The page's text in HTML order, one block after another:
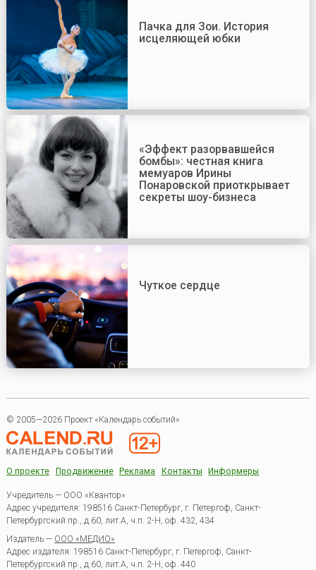
Пачка для Зои. История
исцеляющей юбки
«Эффект разорвавшейся
бомбы»: честная книга
мемуаров Ирины
Понаровской приоткрывает
секреты шоу-бизнеса
Чуткое сердце
© 2005—2026 Проект «Календарь событий»
О проекте Продвижение Реклама Контакты Информеры
Учредитель — ООО «Квантор»
Адрес учредителя: 198516 Санкт-Петербург, г. Петергоф, Санкт-
Петербургский пр., д.60, лит.А, ч.п. 2-Н, оф. 432, 434
Издатель — ООО «МЕДИО»
Адрес издателя: 198516 Санкт-Петербург, г. Петергоф, Санкт-
Петербургский пр., д.60, лит.А, ч.п. 2-Н, оф. 440